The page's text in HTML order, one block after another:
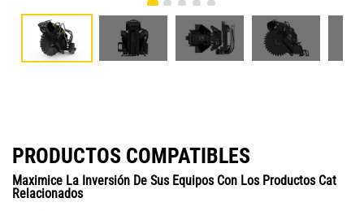
PRODUCTOS COMPATIBLES
Maximice La Inversión De Sus Equipos Con Los Productos Cat
Relacionados